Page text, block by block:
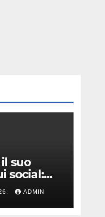
suo
social:
milioni
ADMIN